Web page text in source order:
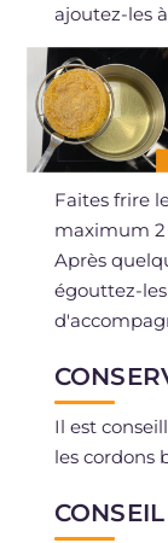
ajoutez-les
Faites frire
maximum 2
Après
égouttez-les
Il est
les cordons
CONSEIL